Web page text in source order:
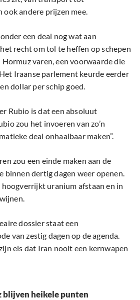
ook andere prijzen mee.
een deal nog wat aan
recht om tol te heffen op schepen
varen, een voorwaarde die
Iraanse parlement keurde eerder
dollar per schip goed.
Rubio is dat een absoluut
zou het invoeren van zo’n
deal onhaalbaar maken”.
zou een einde maken aan de
binnen dertig dagen weer openen.
uranium afstaan en in
dossier staat een
van zestig dagen op de agenda.
eis dat Iran nooit een kernwapen
blijven heikele punten